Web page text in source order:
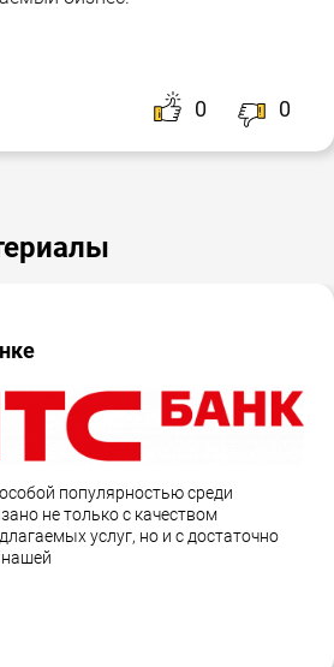
0 0
популярностью среди
не только с качеством
услуг, но и с достаточно